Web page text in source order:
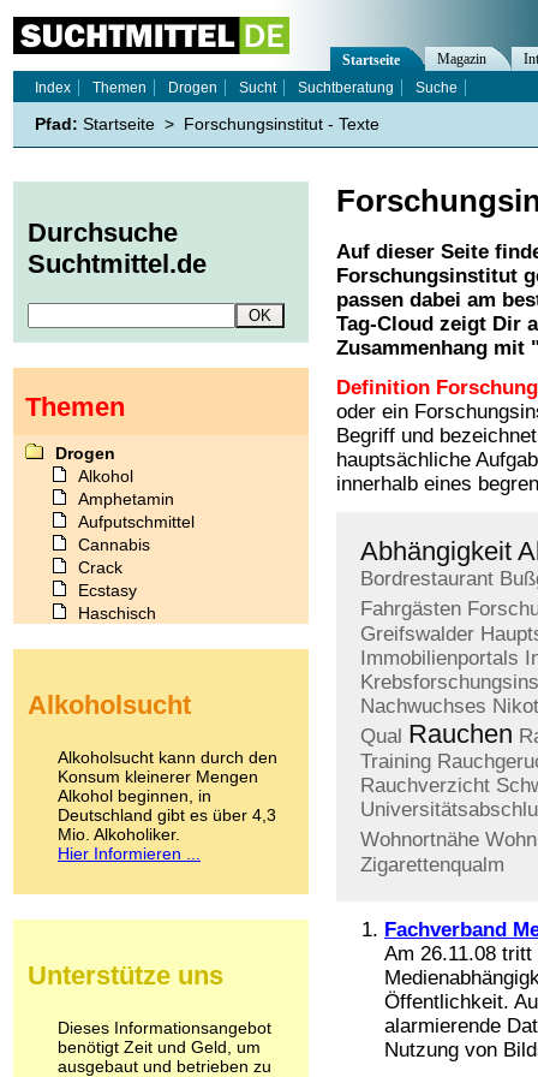
Auf dieser Seite
Forschungsinstitut
passen dabei am
Tag-Cloud zeigt Dir
Zusammenhang mit
Definition
oder ein
Begriff und
hauptsächliche
innerhalb eines
Abhängigkeit
Bordrestaurant
Fahrgästen
Greifswalder
Immobilienportals
Nachwuchses
Qual Rauchen
Training
Rauchverzicht
Wohnortnähe
Zigarettenqualm
Fachverband
Am 26.11.08 tritt
Öffentlichkeit.
alarmierende
Nutzung von
Startseite Magazin
Index
Themen Drogen Sucht Suchtberatung Suche
Pfad: Startseite > Forschungsinstitut - Texte
Durchsuche
Suchtmittel.de
Themen
Drogen
Alkohol
Amphetamin
Aufputschmittel
Cannabis
Crack
Ecstasy
Haschisch
Kokain
LSD
Marihuana
Medikamente
Meskalin
Metamphetamin
Methadon
Pilze
Psychopharmaka
Schlafmittel
Schmerzmittel
Alkoholsucht
Alkoholsucht kann durch den
Konsum kleinerer Mengen
Alkohol beginnen, in
Deutschland gibt es über 4,3
Mio. Alkoholiker.
Hier Informieren ...
Unterstütze uns
Dieses Informationsangebot
benötigt Zeit und Geld, um
ausgebaut und betrieben zu